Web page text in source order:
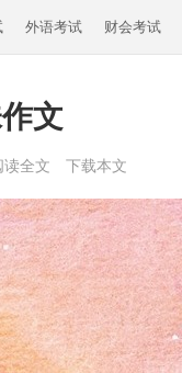
外语考试 财会考试
文
读全文 下载本文